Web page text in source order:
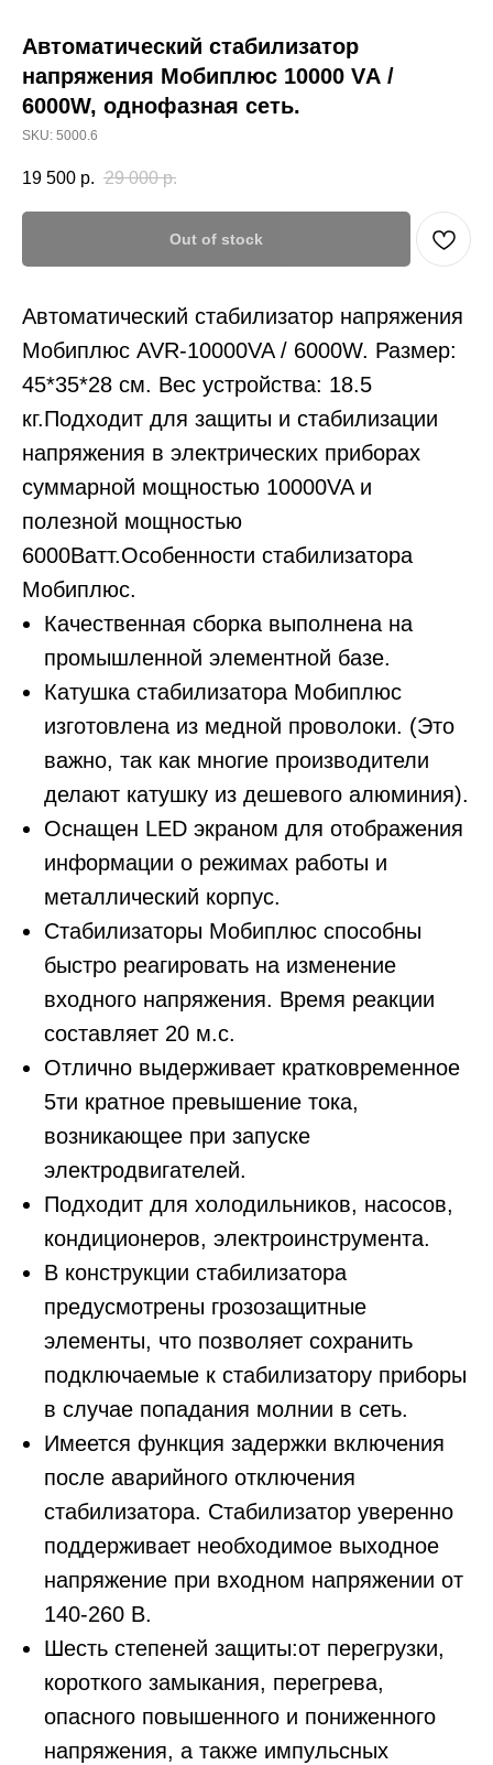
Автоматический стабилизатор
напряжения Мобиплюс 10000 VА /
6000W, однофазная сеть.
SKU: 5000.6
19 500 р. 29 000 р.
Out of stock
Автоматический стабилизатор напряжения
Мобиплюс AVR-10000VA / 6000W. Размер:
45*35*28 см. Вес устройства: 18.5
кг.Подходит для защиты и стабилизации
напряжения в электрических приборах
суммарной мощностью 10000VA и
полезной мощностью
6000Ватт.Особенности стабилизатора
Мобиплюс.
Качественная сборка выполнена на
промышленной элементной базе.
Катушка стабилизатора Мобиплюс
изготовлена из медной проволоки. (Это
важно, так как многие производители
делают катушку из дешевого алюминия).
Оснащен LED экраном для отображения
информации о режимах работы и
металлический корпус.
Стабилизаторы Мобиплюс способны
быстро реагировать на изменение
входного напряжения. Время реакции
составляет 20 м.с.
Отлично выдерживает кратковременное
5ти кратное превышение тока,
возникающее при запуске
электродвигателей.
Подходит для холодильников, насосов,
кондиционеров, электроинструмента.
В конструкции стабилизатора
предусмотрены грозозащитные
элементы, что позволяет сохранить
подключаемые к стабилизатору приборы
в случае попадания молнии в сеть.
Имеется функция задержки включения
после аварийного отключения
стабилизатора. Стабилизатор уверенно
поддерживает необходимое выходное
напряжение при входном напряжении от
140-260 В.
Шесть степеней защиты:от перегрузки,
короткого замыкания, перегрева,
опасного повышенного и пониженного
напряжения, а также импульсных